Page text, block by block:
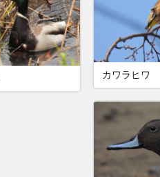
カワラヒワ